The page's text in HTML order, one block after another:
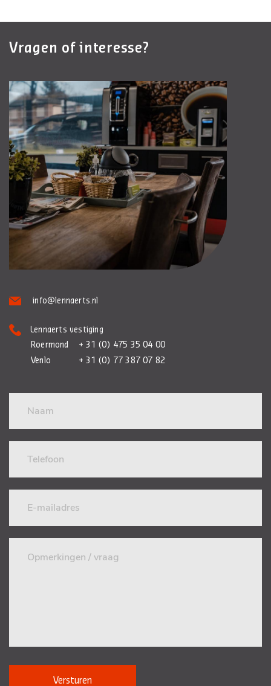
Vragen of interesse?
info@lennaerts.nl
Lennaerts vestiging
Roermond
+ 31 (0) 475 35 04 00
Venlo
+ 31 (0) 77 387 07 82
Versturen